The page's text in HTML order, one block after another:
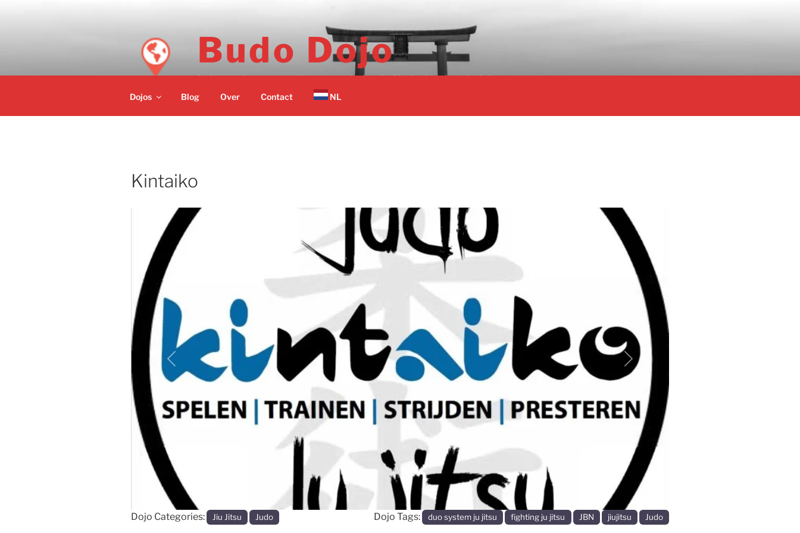
Budo Dojo
Informatie over vechtsport scholen in Nederland op 1 plek.
Dojos Blog Over Contact NL
Kintaiko
Vorige Volgende
Dojo Categories: Jiu Jitsu Judo Dojo Tags: duo system ju jitsu fighting ju jitsu JBN jiujitsu Judo